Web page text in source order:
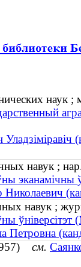
наук ;
навук ;
эканамічны
Николаевич
навук ;
ўніверсітэт
Петровна
см.